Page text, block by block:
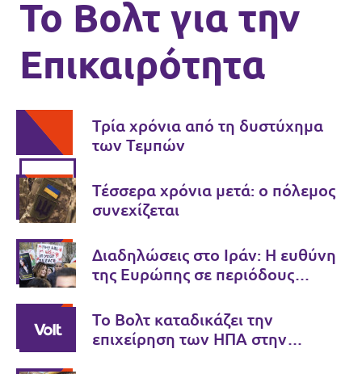
Το Βολτ για την
Επικαιρότητα
Τρία χρόνια από τη δυστύχημα
των Τεμπών
Τέσσερα χρόνια μετά: ο πόλεμος
συνεχίζεται
Διαδηλώσεις στο Ιράν: Η ευθύνη
της Ευρώπης σε περιόδους
Το Βολτ καταδικάζει την
επιχείρηση των ΗΠΑ στην